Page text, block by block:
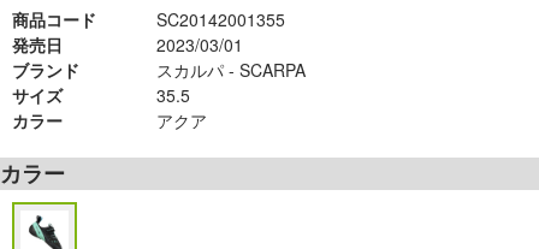
商品コード
SC20142001355
発売日
2023/03/01
ブランド
スカルパ - SCARPA
サイズ
35.5
カラー
アクア
カラー